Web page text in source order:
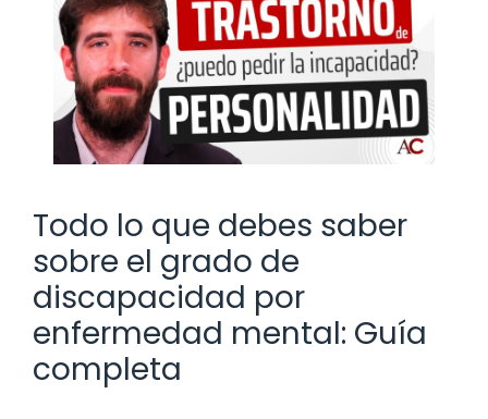
Todo lo que debes saber
sobre el grado de
discapacidad por
enfermedad mental: Guía
completa